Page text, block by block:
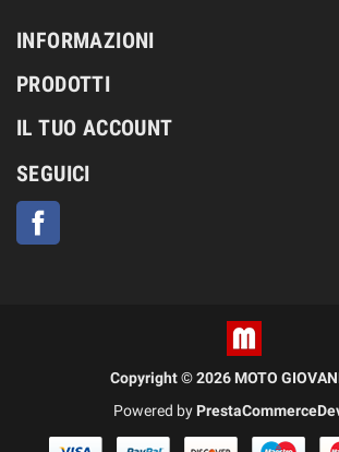
INFORMAZIONI
PRODOTTI
IL TUO ACCOUNT
SEGUICI
Copyright © 2026 MOTO
Powered by